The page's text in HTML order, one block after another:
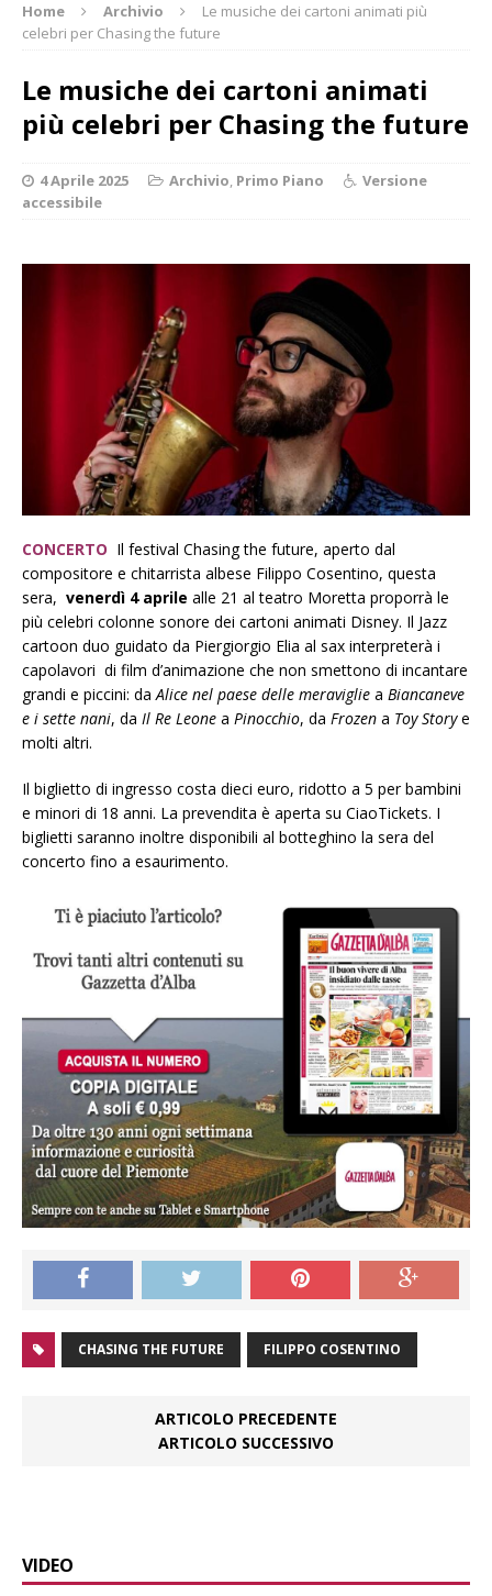
Home Archivio
Le musiche dei cartoni animati più
celebri per Chasing the future
Le musiche dei cartoni animati
più celebri per Chasing the future
4 Aprile 2025 Archivio, Primo Piano
Versione
accessibile
CONCERTO Il festival Chasing the future, aperto dal
compositore e chitarrista albese Filippo Cosentino, questa
sera, venerdì 4 aprile alle 21 al teatro Moretta proporrà le
più celebri colonne sonore dei cartoni animati Disney. Il Jazz
cartoon duo guidato da Piergiorgio Elia al sax interpreterà i
capolavori di film d’animazione che non smettono di incantare
grandi e piccini: daAlice nel paese delle meraviglie a Biancaneve
e i sette nani, da Il Re Leone a Pinocchio, da Frozen a Toy Storye
molti altri.
Il biglietto di ingresso costa dieci euro, ridotto a 5 per bambini
e minori di 18 anni. La prevendita è aperta su CiaoTickets. I
biglietti saranno inoltre disponibili al botteghino la sera del
concerto fino a esaurimento.
CHASING THE FUTURE FILIPPO COSENTINO
ARTICOLO PRECEDENTE
ARTICOLO SUCCESSIVO
VIDEO